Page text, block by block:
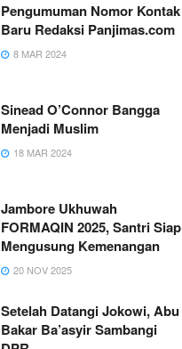
Pengumuman Nomor Kontak
Baru Redaksi Panjimas.com
8 MAR 2024
Sinead O’Connor Bangga
Menjadi Muslim
18 MAR 2024
Jambore Ukhuwah
FORMAQIN 2025, Santri Siap
Mengusung Kemenangan
20 NOV 2025
Setelah Datangi Jokowi, Abu
Bakar Ba’asyir Sambangi